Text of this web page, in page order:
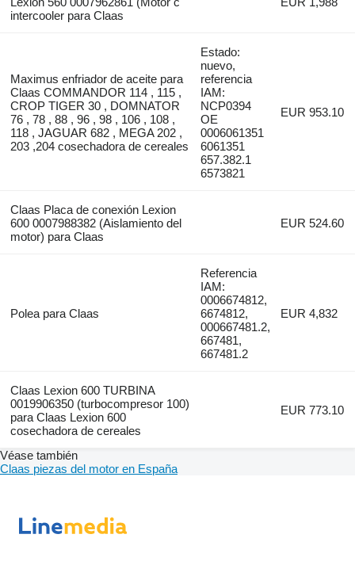
intercooler para Claas
Maximus enfriador de aceite para
Claas COMMANDOR 114 , 115 ,
CROP TIGER 30 , DOMNATOR
76 , 78 , 88 , 96 , 98 , 106 , 108 ,
118 , JAGUAR 682 , MEGA 202 ,
203 ,204 cosechadora de cereales
Estado:
nuevo,
referencia
IAM:
NCP0394
OE
0006061351
6061351
657.382.1
6573821
EUR 953.10
Claas Placa de conexión Lexion
600 0007988382 (Aislamiento del
motor) para Claas
EUR 524.60
Polea para Claas
Referencia
IAM:
0006674812,
6674812,
000667481.2,
667481,
667481.2
EUR 4,832
Claas Lexion 600 TURBINA
0019906350 (turbocompresor 100)
para Claas Lexion 600
cosechadora de cereales
EUR 773.10
Véase también
Claas piezas del motor en España